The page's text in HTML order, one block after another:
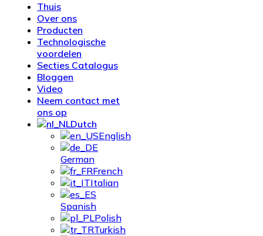
Thuis
Over ons
Producten
Technologische
voordelen
Secties Catalogus
Bloggen
Video
Neem contact met
ons op
Dutch
English
German
French
Italian
Spanish
Polish
Turkish